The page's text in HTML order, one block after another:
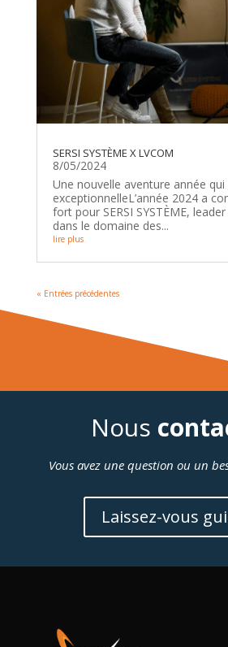
SERSI SYSTÈME X LVCOM
8/05/2024
Une nouvelle aventure année
exceptionnelleL’année 2024 a
fort pour SERSI SYSTÈME,
dans le domaine des...
lire plus
« Entrées précédentes
Nous
Vous avez une question ou un
Laissez-vous